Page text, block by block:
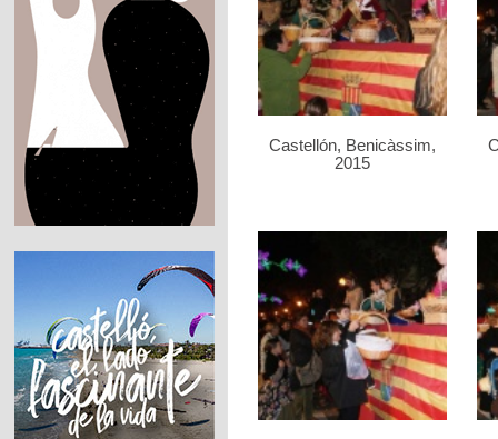
Castellón, Benicàssim,
2015